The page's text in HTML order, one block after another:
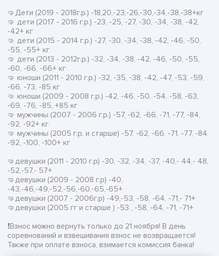
🤜Дети (2019 - 2018г.р.) -18,20,-23,-26,-30,-34,-38,-38+кг
🤜 дети (2017 - 2016 г.р.) -23, -25, -27, -30, -34, -38, -42,
-42+ кг
🤜 дети (2015 - 2014 г.р.) -27, -30, -34, -38, -42, -46, -50,
-55, -55+ кг
🤜 дети (2013 - 2012г.р.) -32, -34, -38, -42, -46, -50, -55,
-60, -66, -66+ кг
🤜 юноши (2011 - 2010 г.р.) -32, -35, -38, -42, -47, -53, -59,
-66, -73, -85 кг
🤜 юноши (2009 - 2008 г.р.) -42, -46, -50, -54, -58, -63,
-69, -76, -85, +85 кг
🤜 мужчины (2007 - 2006 г.р.) -57, -62, -66, -71, -77, -84,
-92, -92+ кг
🤜 мужчины (2005 г.р. и старше) -57, -62, -66, -71, -77, -84,
-92, -100, -100+ кг
🤜девушки (2011 - 2010 г.р) -30, -32, -34, -37, -40,- 44,- 48,
-52,-57,- 57+
🤜девушки (2009 - 2008 г.р) -40,
-43,-46,-49,-52,-56,-60,-65,-65+
🤜девушки (2007 - 2006г.р) -49,-53, -58, -64, -71,- 71+
🤜девушки (2005 гг и старше ) -53 , -58, -64, -71, -71+
❗️Взнос можно вернуть только до 21 ноября! В день
соревнований и взвешивания взнос не возвращается!
Также при оплате взноса, взимается комиссия банка!